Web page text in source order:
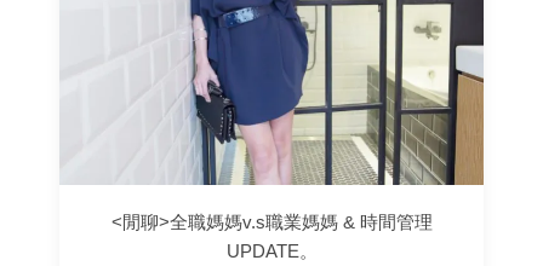
<閒聊>全職媽媽v.s職業媽媽 & 時間管理
UPDATE。